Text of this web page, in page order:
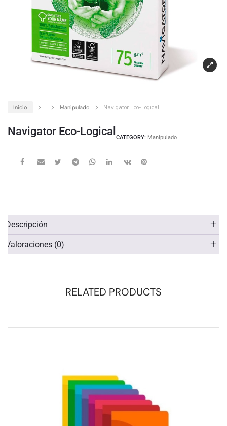
Inicio Manipulado Navigator Eco-Logical
Navigator Eco-Logical CATEGORY: Manipulado
Descripción
Valoraciones (0)
RELATED PRODUCTS